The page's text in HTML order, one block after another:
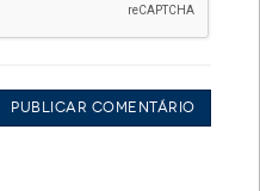
Publicar Comentário